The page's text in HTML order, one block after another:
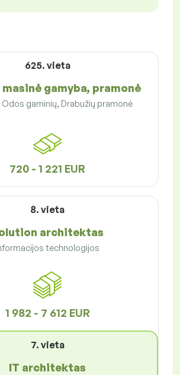
625. vieta
masinė gamyba, pramonė
gaminių, Drabužių pramonė
720 - 1 221 EUR
8. vieta
architektas
technologijos
1 982 - 7 612 EUR
7. vieta
IT architektas